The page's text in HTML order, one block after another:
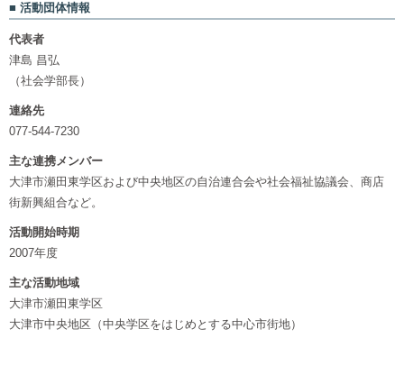
活動団体情報
代表者
津島 昌弘
（社会学部長）
連絡先
077-544-7230
主な連携メンバー
大津市瀬田東学区および中央地区の自治連合会や社会福祉協議会、商店
街新興組合など。
活動開始時期
2007年度
主な活動地域
大津市瀬田東学区
大津市中央地区（中央学区をはじめとする中心市街地）